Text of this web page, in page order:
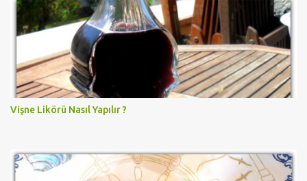
Vişne Likörü Nasıl Yapılır ?